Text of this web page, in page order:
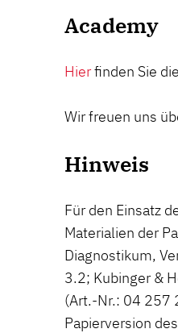
Academy
Hierfinden Sie
Wir freuen uns
Hinweis
Für den Einsatz
Materialien der
Diagnostikum,
3.2; Kubinger &
(Art.-Nr.: 04 257
Papierversion